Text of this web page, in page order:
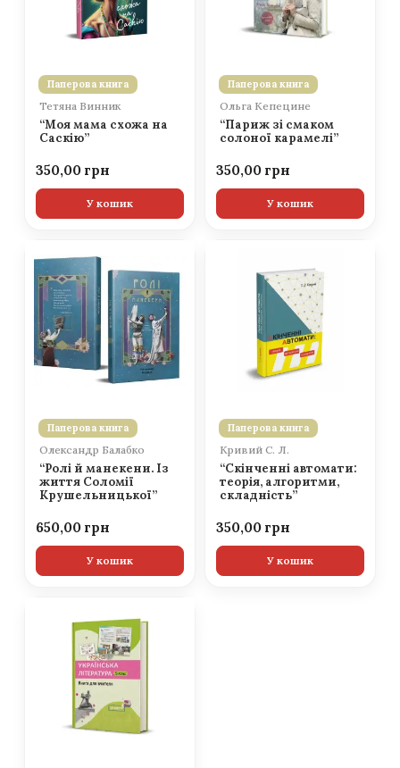
Паперова книга
Тетяна Винник
“Моя мама схожа на
Саскію”
350,00
У кошик
Паперова книга
Ольга Кепецине
“Париж зі смаком
солоної карамелі”
350,00
У кошик
Паперова книга
Олександр Балабко
“Ролі й манекени. Із
життя Соломії
Крушельницької”
650,00
У кошик
Паперова книга
Кривий С. Л.
“Скінченні автомати:
теорія, алгоритми,
складність”
350,00
У кошик